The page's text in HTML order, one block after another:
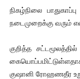
நிகழ்நிலை
நடைமுறைக்கு வரும்
குறித்த
குஷானி ரோஹணதீர